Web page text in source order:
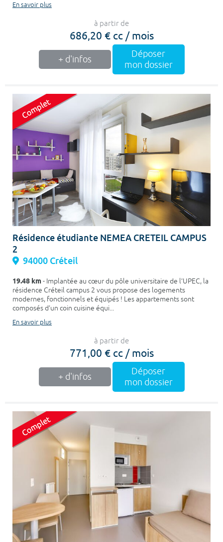
En savoir plus
à partir de
686,20 € cc / mois
+ d'infos
Déposer
mon dossier
Résidence étudiante NEMEA CRETEIL CAMPUS
2
94000 Créteil
19.48 km- Implantée au cœur du pôle universitaire de l’UPEC, la
résidence Créteil campus 2 vous propose des logements
modernes, fonctionnels et équipés ! Les appartements sont
composés d’un coin cuisine équi...
En savoir plus
à partir de
771,00 € cc / mois
+ d'infos
Déposer
mon dossier